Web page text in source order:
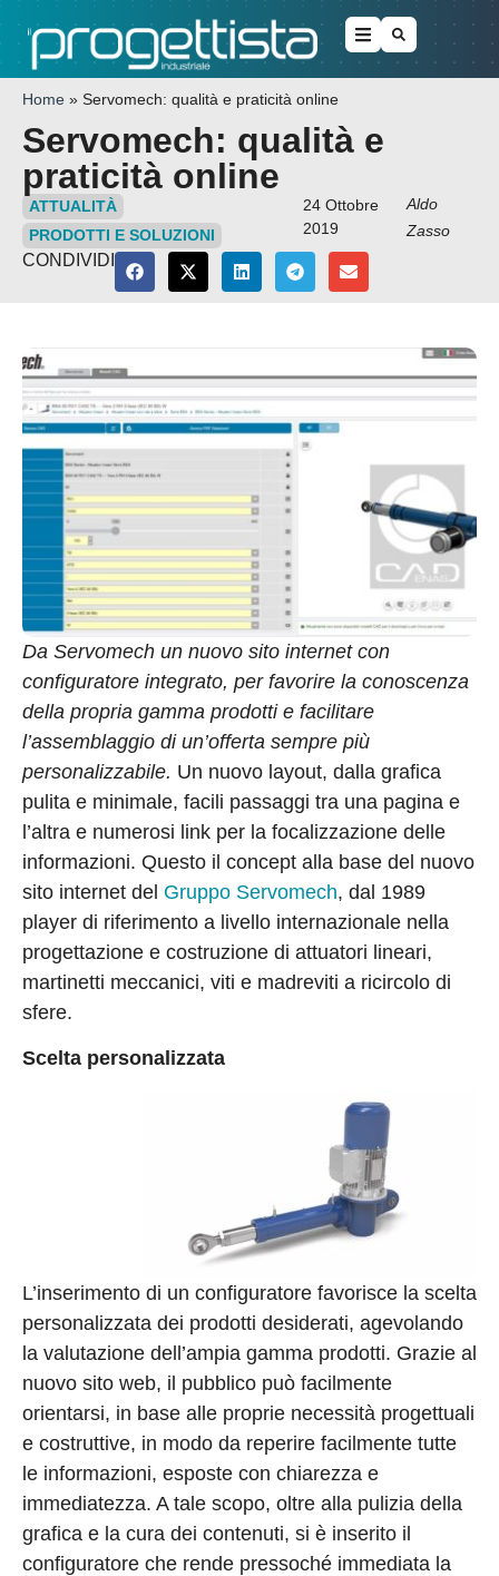
Home » Servomech: qualità e praticità online
Servomech: qualità e
praticità online
ATTUALITÀ
PRODOTTI E SOLUZIONI
24 Ottobre
2019
Aldo
Zasso
CONDIVIDI
Da Servomech un nuovo sito internet con
configuratore integrato, per favorire la conoscenza
della propria gamma prodotti e facilitare
l’assemblaggio di un’offerta sempre più
personalizzabile. Un nuovo layout, dalla grafica
pulita e minimale, facili passaggi tra una pagina e
l’altra e numerosi link per la focalizzazione delle
informazioni. Questo il concept alla base del nuovo
sito internet del Gruppo Servomech, dal 1989
player di riferimento a livello internazionale nella
progettazione e costruzione di attuatori lineari,
martinetti meccanici, viti e madreviti a ricircolo di
sfere.
Scelta personalizzata
L’inserimento di un configuratore favorisce la scelta
personalizzata dei prodotti desiderati, agevolando
la valutazione dell’ampia gamma prodotti. Grazie al
nuovo sito web, il pubblico può facilmente
orientarsi, in base alle proprie necessità progettuali
e costruttive, in modo da reperire facilmente tutte
le informazioni, esposte con chiarezza e
immediatezza. A tale scopo, oltre alla pulizia della
grafica e la cura dei contenuti, si è inserito il
configuratore che rende pressoché immediata la